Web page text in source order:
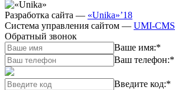
Разработка сайта — «Unika»’18
Система управления сайтом — UMI-CMS
Обратный звонок
Ваше имя:*
Ваш телефон:*
Введите код:*